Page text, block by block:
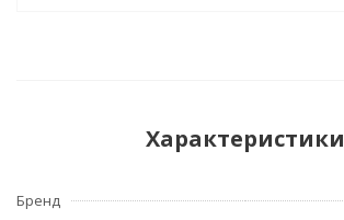
Характеристики
Бренд